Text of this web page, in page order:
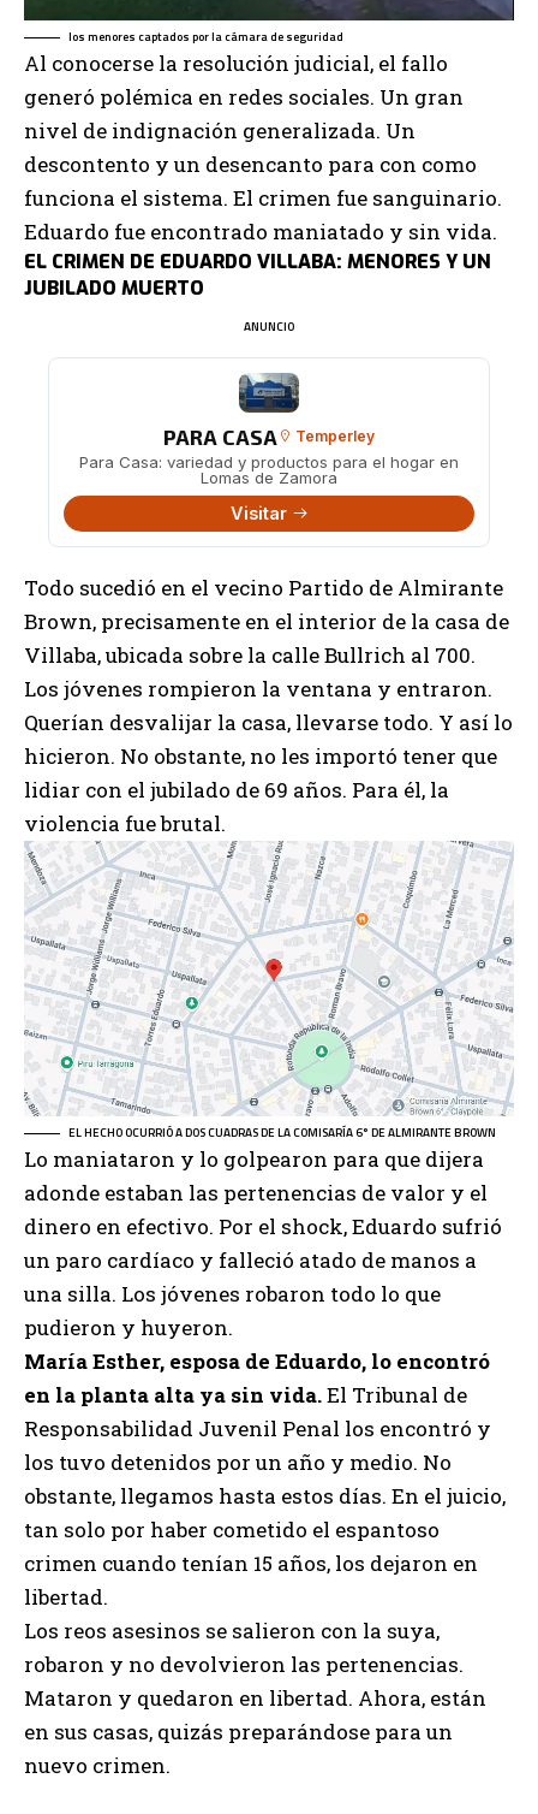
los menores captados por la cámara de seguridad
Al conocerse la resolución judicial, el fallo
generó polémica en redes sociales. Un gran
nivel de indignación generalizada. Un
descontento y un desencanto para con como
funciona el sistema. El crimen fue sanguinario.
Eduardo fue encontrado maniatado y sin vida.
EL CRIMEN DE EDUARDO VILLABA: MENORES Y UN
JUBILADO MUERTO
ANUNCIO
PARA CASA Temperley
Para Casa: variedad y productos para el hogar en
Lomas de Zamora
Visitar
Todo sucedió en el vecino Partido de Almirante
Brown, precisamente en el interior de la casa de
Villaba, ubicada sobre la calle Bullrich al 700.
Los jóvenes rompieron la ventana y entraron.
Querían desvalijar la casa, llevarse todo. Y así lo
hicieron. No obstante, no les importó tener que
lidiar con el jubilado de 69 años. Para él, la
violencia fue brutal.
EL HECHO OCURRIÓ A DOS CUADRAS DE LA COMISARÍA 6° DE ALMIRANTE BROWN
Lo maniataron y lo golpearon para que dijera
adonde estaban las pertenencias de valor y el
dinero en efectivo. Por el shock, Eduardo sufrió
un paro cardíaco y falleció atado de manos a
una silla. Los jóvenes robaron todo lo que
pudieron y huyeron.
María Esther, esposa de Eduardo, lo encontró
en la planta alta ya sin vida.El Tribunal de
Responsabilidad Juvenil Penal los encontró y
los tuvo detenidos por un año y medio. No
obstante, llegamos hasta estos días. En el juicio,
tan solo por haber cometido el espantoso
crimen cuando tenían 15 años, los dejaron en
libertad.
Los reos asesinos se salieron con la suya,
robaron y no devolvieron las pertenencias.
Mataron y quedaron en libertad. Ahora, están
en sus casas, quizás preparándose para un
nuevo crimen.